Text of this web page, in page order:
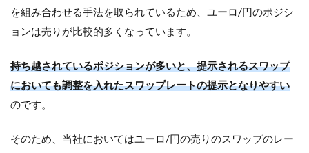
を組み合わせる手法を取られているため、ユーロ/円のポジシ
ョンは売りが比較的多くなっています。
持ち越されているポジションが多いと、提示されるスワップ
においても調整を入れたスワップレートの提示となりやすい
のです。
そのため、当社においてはユーロ/円の売りのスワップのレー